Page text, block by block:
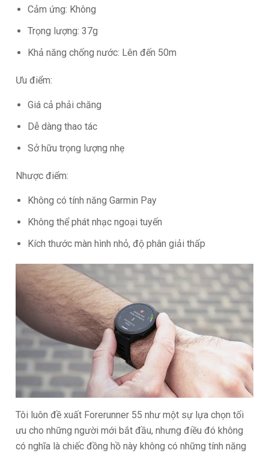
Cảm ứng: Không
Trọng lượng: 37g
Khả năng chống nước: Lên đến 50m
Ưu điểm:
Giá cả phải chăng
Dễ dàng thao tác
Sở hữu trọng lượng nhẹ
Nhược điểm:
Không có tính năng Garmin Pay
Không thể phát nhạc ngoại tuyến
Kích thước màn hình nhỏ, độ phân giải thấp
Tôi luôn đề xuất Forerunner 55 như một sự lựa chọn tối
ưu cho những người mới bắt đầu, nhưng điều đó không
có nghĩa là chiếc đồng hồ này không có những tính năng